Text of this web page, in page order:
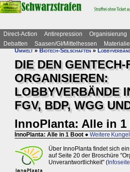
Direct-Action Antirepression Organisierung
Debatten
Saasen/GI/Mittelhessen
Umwelt»Biotech-Seilschaften»
DIE DEN GENTECH-
ORGANISIEREN:
LOBBYVERBÄNDE
FGV, BDP, WGG
InnoPlanta: Alle in
InnoPlanta: Alle in 1 Boot ● Weitere
Über InnoPlanta findet sich
auf Seite 20 der Broschüre
Unverantwortlichkeit" ( Infoseite